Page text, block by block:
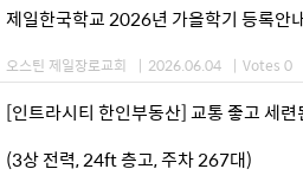
제일한국학교 2026년 가을학기 등록안
오스틴 제일장로교회 | 2026.06.04 | Votes 0
[인트라시티 한인부동산] 교통 좋고 세
(3상 전력, 24ft 층고, 주차 267대)